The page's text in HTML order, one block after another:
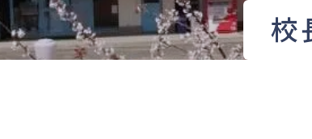
大阪府立堺東高等学校 校